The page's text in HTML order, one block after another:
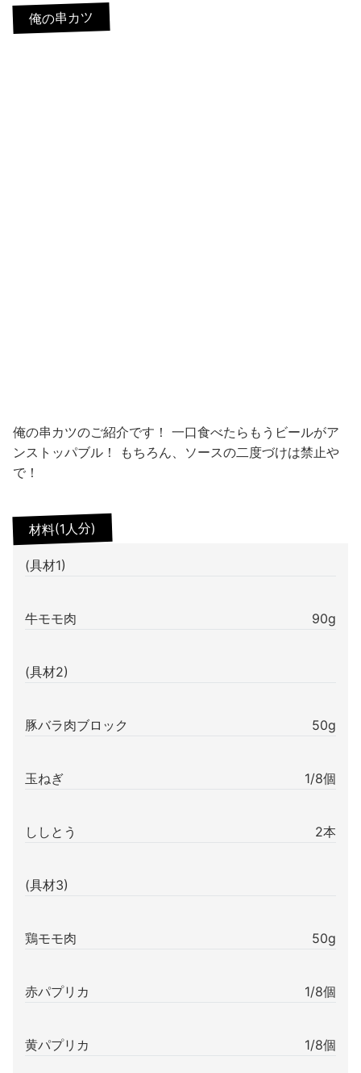
俺の串カツ
俺の串カツのご紹介です！ 一口食べたらもうビールがア
ンストッパブル！ もちろん、ソースの二度づけは禁止や
で！
材料(1人分)
(具材1)
牛モモ肉 90g
(具材2)
豚バラ肉ブロック 50g
玉ねぎ 1/8個
ししとう 2本
(具材3)
鶏モモ肉 50g
赤パプリカ 1/8個
黄パプリカ 1/8個